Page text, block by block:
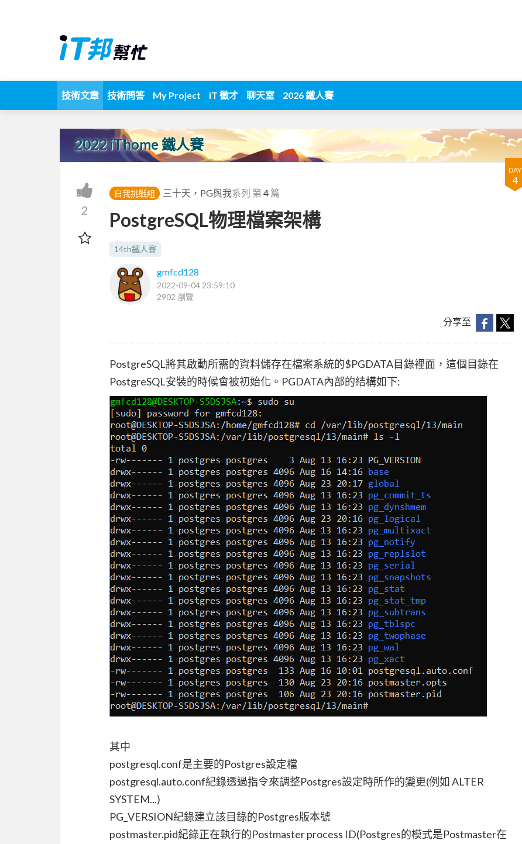
技術文章 技術問答 My Project iT 徵才 聊天室 2026 鐵人賽
2022 iThome 鐵人賽
DAY
4
2
自我挑戰組 三十天，PG與我系列 第4 篇
PostgreSQL物理檔案架構
14th鐵人賽
gmfcd128
2022-09-04 23:59:10
2902 瀏覽
分享至
PostgreSQL將其啟動所需的資料儲存在檔案系統的$PGDATA目錄裡面，這個目錄在
PostgreSQL安裝的時候會被初始化。PGDATA內部的結構如下:
其中
postgresql.conf是主要的Postgres設定檔
postgresql.auto.conf紀錄透過指令來調整Postgres設定時所作的變更(例如 ALTER
SYSTEM...)
PG_VERSION紀錄建立該目錄的Postgres版本號
postmaster.pid紀錄正在執行的Postmaster process ID(Postgres的模式是Postmaster在